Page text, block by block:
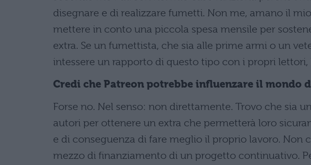
disegnare e di realizzare fumetti. Non me, amano il
mettere in conto una piccola spesa mensile per
extra. Se un fumettista, che sia alle prime armi o un
intessere un rapporto di questo tipo con i propri
Credi che Patreon potrebbe influenzare il mondo
Forse no. Nel senso: non direttamente. Trovo che sia
autori per ottenere un extra che permetterà loro
e di conseguenza di fare meglio il proprio lavoro. Non
mezzo di finanziamento di un progetto continuativo.